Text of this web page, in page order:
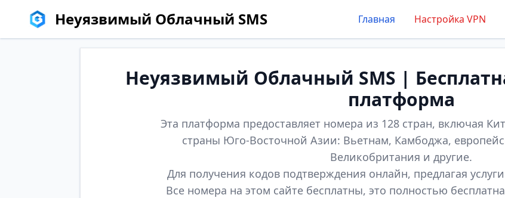
Неуязвимый Облачный SMS Главная Настройка VPN
Неуязвимый Облачный SMS |
платформа
Эта платформа предоставляет номера из 128 стран, включая
страны Юго-Восточной Азии: Вьетнам, Камбоджа,
Великобритания и другие.
Для получения кодов подтверждения онлайн, предлагая
Все номера на этом сайте бесплатны, это полностью